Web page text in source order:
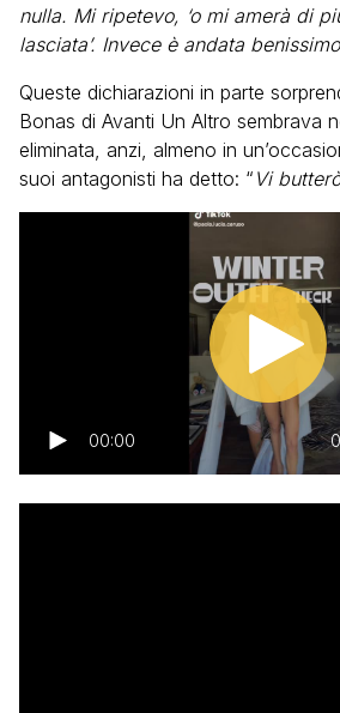
nulla. Mi ripetevo, ‘o mi amerà di
lasciata’. Invece è andata
Queste dichiarazioni in parte
Bonas di Avanti Un Altro sembrava
eliminata, anzi, almeno in
suoi antagonisti ha detto: “ Vi
00:00